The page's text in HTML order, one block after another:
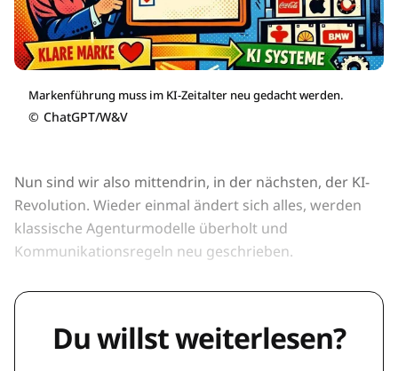
Markenführung muss im KI-Zeitalter neu gedacht werden.
© ChatGPT/W&V
Nun sind wir also mittendrin, in der nächsten, der KI-
Revolution. Wieder einmal ändert sich alles, werden
klassische Agenturmodelle überholt und
Kommunikationsregeln neu geschrieben.
Du willst weiterlesen?